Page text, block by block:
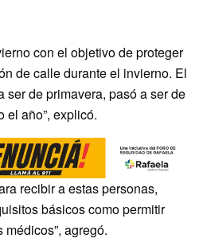
con el objetivo de proteger
de calle durante el invierno. El
ser de primavera, pasó a ser de
el año”, explicó.
recibir a estas personas,
básicos como permitir
agregó.